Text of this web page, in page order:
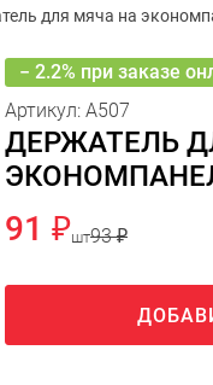
91 ₽
для мяча на
− 2.2% при заказе
Артикул: A507
ДЕРЖАТЕЛЬ
91 ₽шт93 ₽